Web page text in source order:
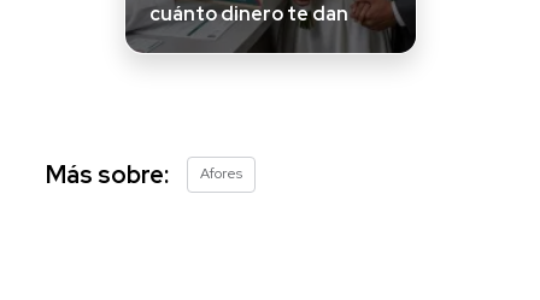
cuánto dinero te dan
Más sobre: Afores